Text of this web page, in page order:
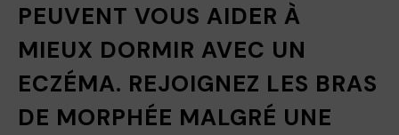
PEUVENT VOUS AIDER À
MIEUX DORMIR AVEC UN
ECZÉMA. REJOIGNEZ LES BRAS
DE MORPHÉE MALGRÉ UNE